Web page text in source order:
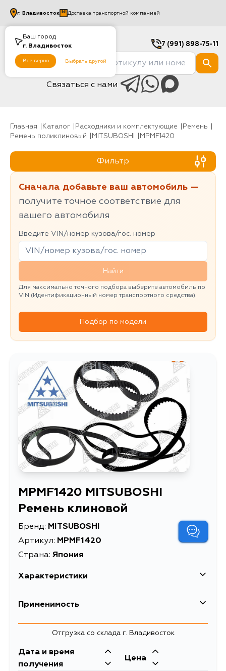
Ваш город
г. Владивосток
Все верно Выбрать другой
г. Владивосток Доставка транспортной компанией
7 (991) 898-75-11
Связаться с нами
Главная Каталог Расходники и комплектующие
Ремень
Ремень поликлиновый
MITSUBOSHI MPMF1420
Фильтр
Сначала добавьте ваш автомобиль —
получите точное соответствие для
вашего автомобиля
Введите VIN/номер кузова/гос. номер
Найти
Для максимально точного подбора выберите автомобиль по
VIN (Идентификационный номер транспортного средства).
Подбор по модели
MPMF1420 MITSUBOSHI
Ремень клиновой
Бренд: MITSUBOSHI
Артикул: MPMF1420
Страна: Япония
Характеристики
Масса, кг
Применимость
Mitsubishi
Кузов Двигатель
K94W, K94WG, KA4T, KB4T, K74T 4D56
Отгрузка со склада г. Владивосток
Дата и время
получения
Цена